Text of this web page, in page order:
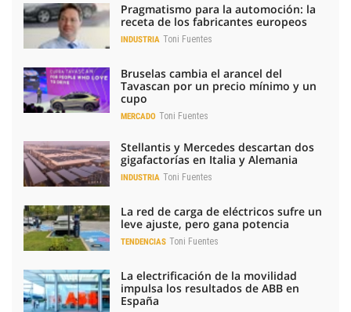
Pragmatismo para la automoción: la
receta de los fabricantes europeos
INDUSTRIA Toni Fuentes
Bruselas cambia el arancel del
Tavascan por un precio mínimo y un
cupo
MERCADO Toni Fuentes
Stellantis y Mercedes descartan dos
gigafactorías en Italia y Alemania
INDUSTRIA Toni Fuentes
La red de carga de eléctricos sufre un
leve ajuste, pero gana potencia
TENDENCIAS Toni Fuentes
La electrificación de la movilidad
impulsa los resultados de ABB en
España